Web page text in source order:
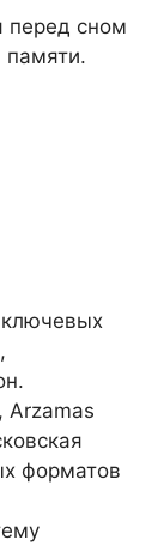
перед сном
памяти.
Arzamas
форматов